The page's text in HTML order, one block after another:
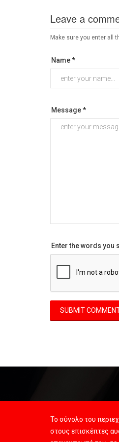
Leave a
Make sure you enter all
Name *
Message *
Enter the words you
Το σύνολο του
στους επισκέπτες